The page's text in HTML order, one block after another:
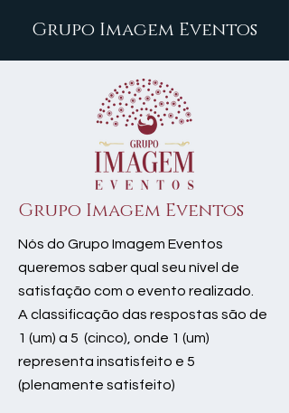
Grupo Imagem Eventos
Grupo Imagem Eventos
Nós do Grupo Imagem Eventos
queremos saber qual seu nível de
satisfação com o evento realizado.
A classificação das respostas são de
1 (um) a 5 (cinco), onde 1 (um)
representa insatisfeito e 5
(plenamente satisfeito)